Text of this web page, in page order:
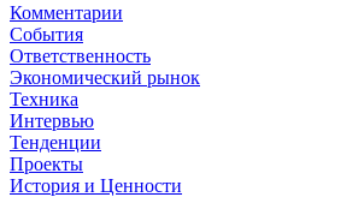
Комментарии
События
Ответственность
Экономический рынок
Техника
Интервью
Тенденции
Проекты
История и Ценности